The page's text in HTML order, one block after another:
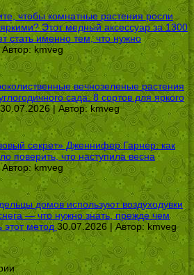
чтобы комнатные растения росли
Этот медный аксессуар за 1300
стать именно тем, что нужно
kmveg
вечнозеленые растения
сада: 8 сортов для яркого
30.07.2026 | Автор:kmveg
секрет» Дженнифер Гарнер: как
поверить, что наступила весна
kmveg
домов используют воздуходувки
— что нужно знать, прежде чем
этот метод 30.07.2026 | Автор:kmveg